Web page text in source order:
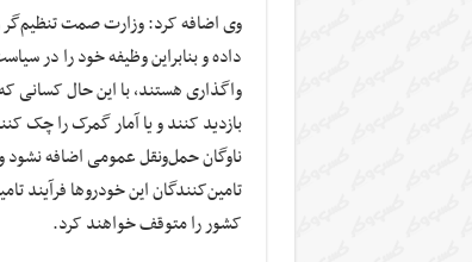
وی اضافه کرد: وزارت صمت تنظیم‌گر
داده و بنابراین وظیفه خود را در
واگذاری هستند، با این حال کسانی
بازدید کنند و یا آمار گمرک را چک
ناوگان حمل‌ونقل عمومی اضافه نشود
تامین‌کنندگان این خودروها
کشور را متوقف خواهند کرد.